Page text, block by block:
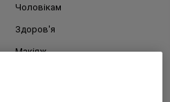
Чоловікам
Здоров'я
Макіяж